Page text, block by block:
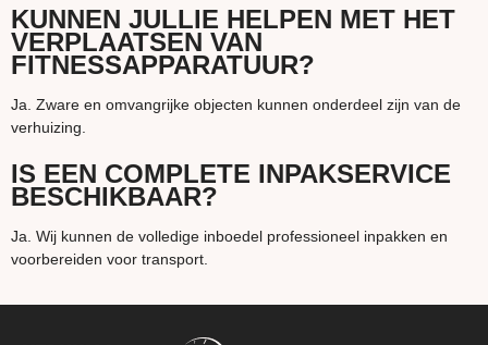
KUNNEN JULLIE HELPEN MET HET
VERPLAATSEN VAN
FITNESSAPPARATUUR?
Ja. Zware en omvangrijke objecten kunnen onderdeel zijn van de
verhuizing.
IS EEN COMPLETE INPAKSERVICE
BESCHIKBAAR?
Ja. Wij kunnen de volledige inboedel professioneel inpakken en
voorbereiden voor transport.